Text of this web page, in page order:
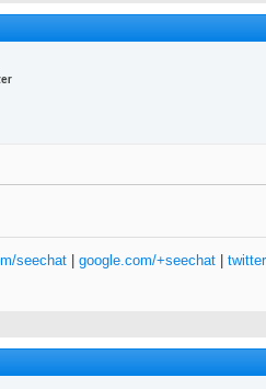
seechat google.com/+seechat